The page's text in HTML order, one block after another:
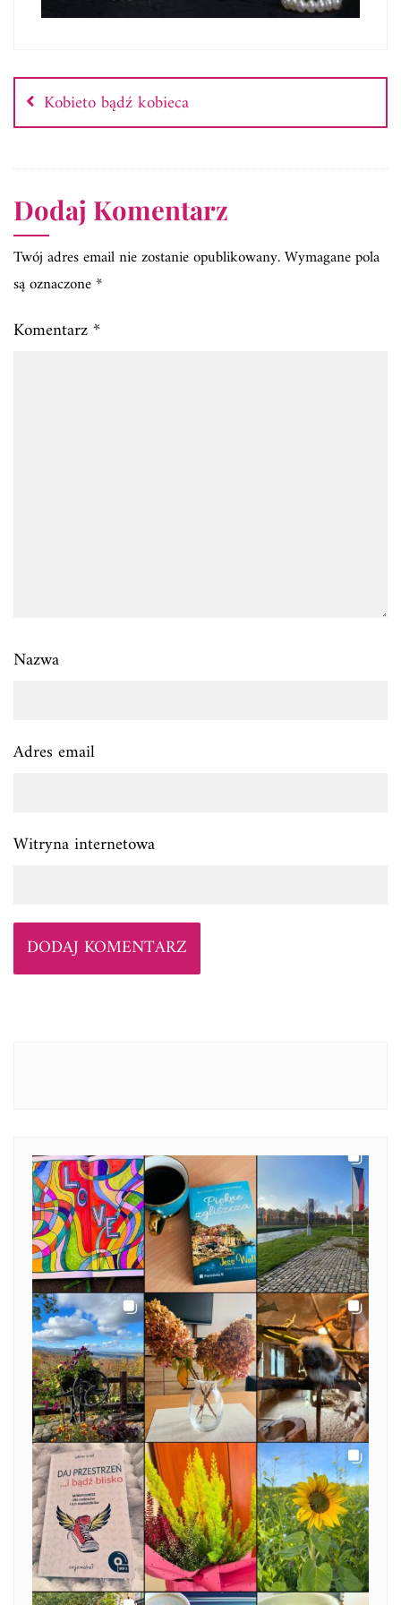
Nawigacja
wpisu
Kobieto bądź kobieca
Dodaj Komentarz
Twój adres email nie zostanie opublikowany.Wymagane pola
są oznaczone*
Komentarz*
Nazwa
Adres email
Witryna internetowa